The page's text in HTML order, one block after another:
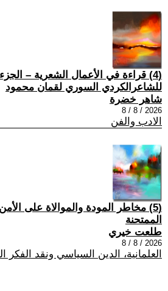
(4) قراءة في الأعمال الشعرية –
للشاعرالكردي السوري لقمان محمود
شاهر خضرة
2026 / 8 / 8
الادب والفن
(5) مخاطر المودة والموالاة على
الممتحنة
طلعت خيري
2026 / 8 / 8
العلمانية، الدين السياسي ونقد الفكر